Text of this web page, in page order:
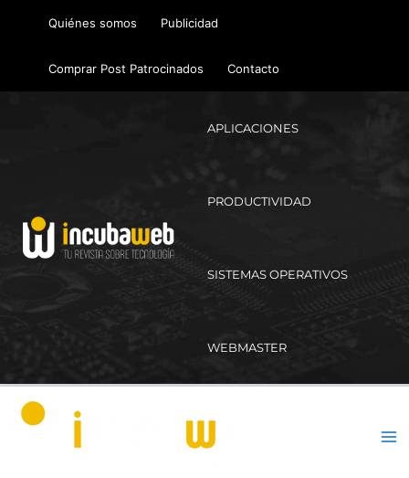
Quiénes somos Publicidad
Comprar Post Patrocinados Contacto
APLICACIONES
PRODUCTIVIDAD
SISTEMAS OPERATIVOS
WEBMASTER